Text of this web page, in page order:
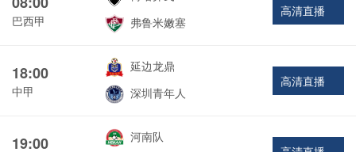
巴西甲
弗鲁米嫩塞
高清直播
18:00
中甲
延边龙鼎
深圳青年人
高清直播
19:00
河南队